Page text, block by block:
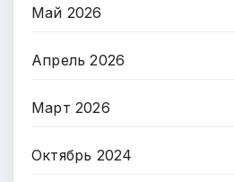
Май 2026
Апрель 2026
Март 2026
Октябрь 2024